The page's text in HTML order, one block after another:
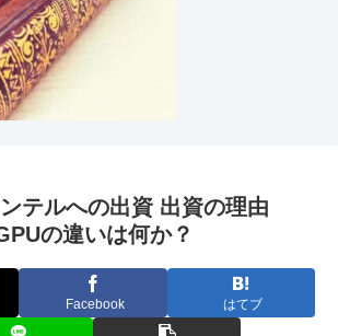
テルへの出資 出資の理由
の違いは何か？
Facebook はてブ